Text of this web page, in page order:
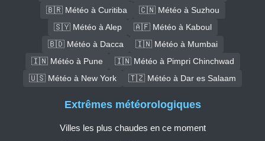
🇧🇷 Météo à Curitiba
🇨🇳 Météo à Suzhou
🇸🇾 Météo à Alep
🇦🇫 Météo à Kaboul
🇧🇩 Météo à Dacca
🇮🇳 Météo à Mumbai
🇮🇳 Météo à Pune
🇮🇳 Météo à Pimpri Chinchwad
🇺🇸 Météo à New York
🇹🇿 Météo à Dar es Salaam
Extrêmes météorologiques
Villes les plus chaudes en ce moment